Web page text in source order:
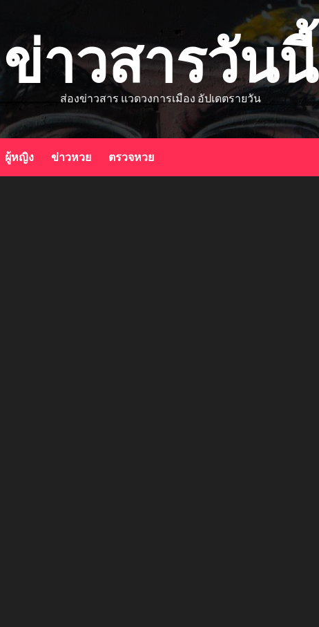
ข่าวสารวันนี้
ส่องข่าวสาร แวดวงการเมือง อัปเดตรายวัน
ผู้หญิง ข่าวหวย ตรวจหวย